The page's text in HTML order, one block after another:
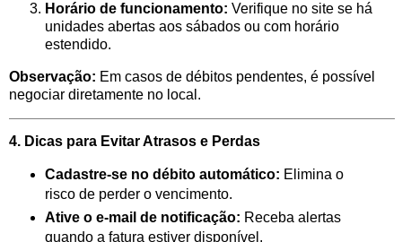
Horário de funcionamento: Verifique no site se há
unidades abertas aos sábados ou com horário
estendido.
Observação: Em casos de débitos pendentes, é possível
negociar diretamente no local.
4. Dicas para Evitar Atrasos e Perdas
Cadastre-se no débito automático: Elimina o
risco de perder o vencimento.
Ative o e-mail de notificação: Receba alertas
quando a fatura estiver disponível.